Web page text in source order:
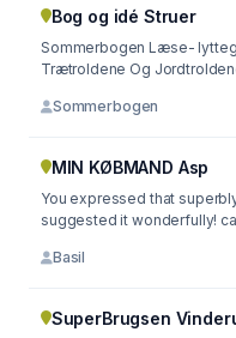
Bog og idé Struer
Sommerbogen Læse- lytteglæde og velvære! "Striden Mellem
Trætroldene Og
Sommerbogen
MIN KØBMAND Asp
You expressed that
suggested it wonderfully!
Basil
SuperBrugsen